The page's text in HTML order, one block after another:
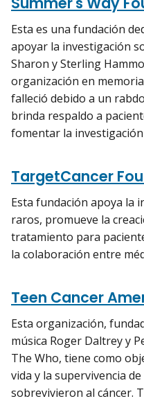
Esta es una fundación
apoyar la investigación
Sharon y Sterling
organización en
falleció debido a un
brinda respaldo a
fomentar la
TargetCancer
Esta fundación apoya la
raros, promueve la
tratamiento para
la colaboración entre
Teen Cancer
Esta organización,
música Roger Daltrey y
The Who, tiene como
vida y la supervivencia
sobrevivieron al cáncer.